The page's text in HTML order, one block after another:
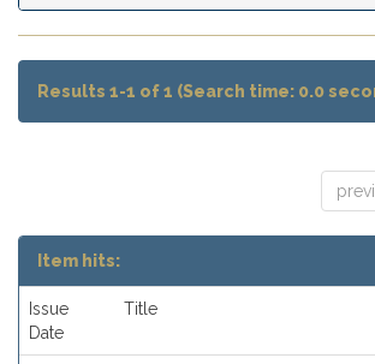
Results 1-1 of 1 (Search time: 0.0
Item hits:
Issue
Date
Title